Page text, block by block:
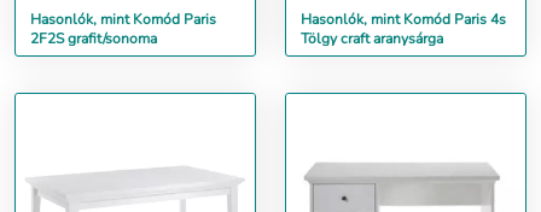
Hasonlók, mint Komód Paris
2F2S grafit/sonoma
Hasonlók, mint Komód Paris 4s
Tölgy craft aranysárga